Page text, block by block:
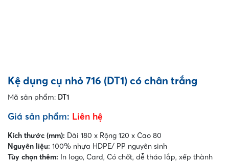
Kệ dụng cụ nhỏ 716 (DT1) có chân trắng
Mã sản phẩm: DT1
Giá sản phẩm: Liên hệ
Kích thước (mm): Dài 180 x Rộng 120 x Cao 80
Nguyên liệu: 100% nhựa HDPE/ PP nguyên sinh
Tùy chọn thêm: In logo, Card, Có chốt, dễ tháo lắp, xếp thành